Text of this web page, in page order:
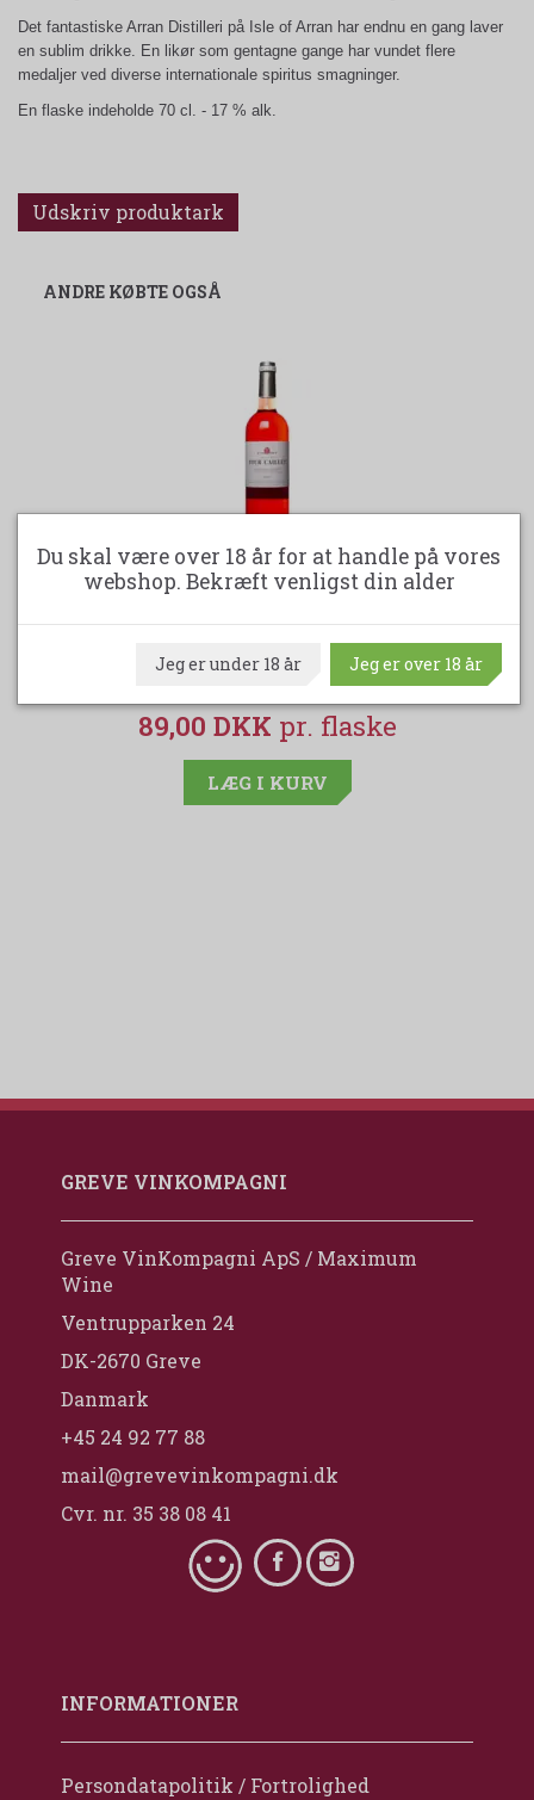
Det fantastiske Arran Distilleri på Isle of Arran har endnu en gang laver
en sublim drikke. En likør som gentagne gange har vundet flere
medaljer ved diverse internationale spiritus smagninger.
En flaske indeholde 70 cl. - 17 % alk.
Udskriv produktark
ANDRE KØBTE OGSÅ
BORDEAUX CLAIRET CHATEAU TOUR CAILLET
2023
89,00 DKK
LÆG I KURV
GREVE VINKOMPAGNI
Greve VinKompagni ApS / Maximum
Wine
Ventrupparken 24
DK-2670 Greve
Danmark
+45 24 92 77 88
mail@grevevinkompagni.dk
Cvr. nr. 35 38 08 41
INFORMATIONER
Persondatapolitik / Fortrolighed
Du skal være over 18 år for at handle på vores
webshop. Bekræft venligst din alder
Jeg er under 18 år Jeg er over 18 år